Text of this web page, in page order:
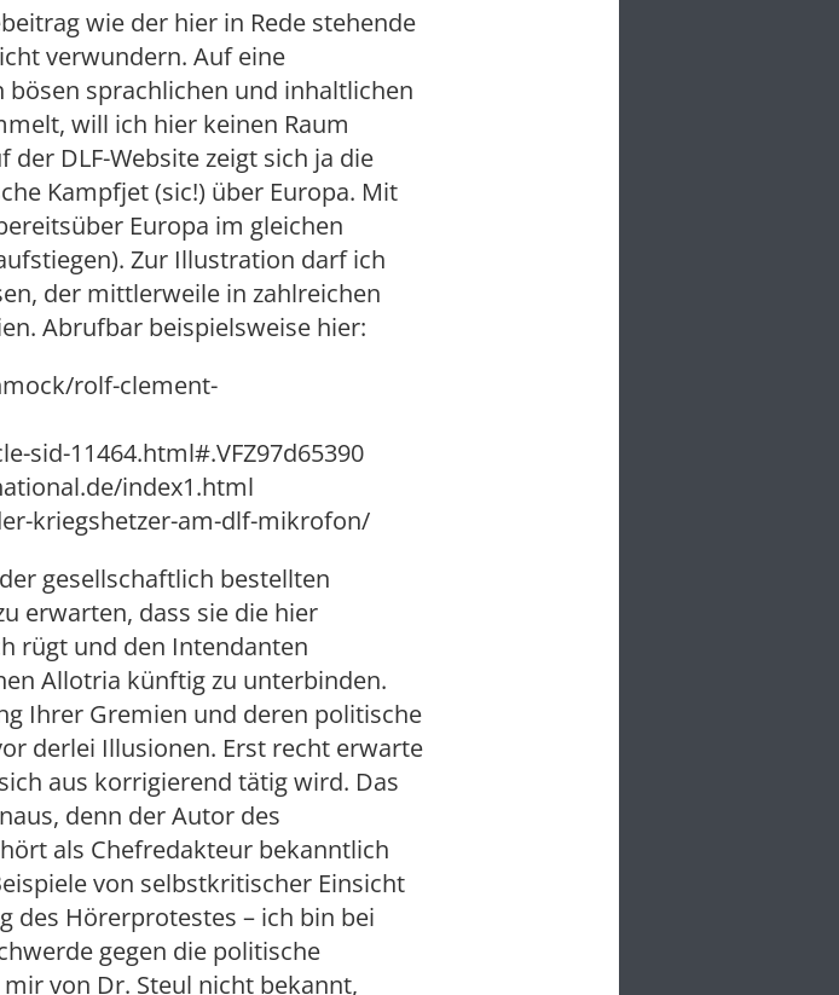
wie der hier in Rede stehende
verwundern. Auf eine
sprachlichen und inhaltlichen
will ich hier keinen Raum
DLF-Website zeigt sich ja die
Kampfjet (sic!) über Europa. Mit
Europa im gleichen
Zur Illustration darf ich
der mittlerweile in zahlreichen
Abrufbar beispielsweise hier:
rolf-clement-
sid-11464.html#.VFZ97d65390
index1.html
kriegshetzer-am-dlf-mikrofon/
gesellschaftlich bestellten
erwarten, dass sie die hier
rügt und den Intendanten
Allotria künftig zu unterbinden.
Ihrer Gremien und deren politische
derlei Illusionen. Erst recht erwarte
aus korrigierend tätig wird. Das
denn der Autor des
als Chefredakteur bekanntlich
von selbstkritischer Einsicht
des Hörerprotestes – ich bin bei
gegen die politische
von Dr. Steul nicht bekannt,